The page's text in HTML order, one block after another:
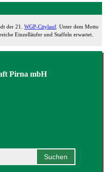
der 21. WGP-Citylauf . Unter dem Motto
Einzelläufer und Staffeln erwartet.
Pirna mbH